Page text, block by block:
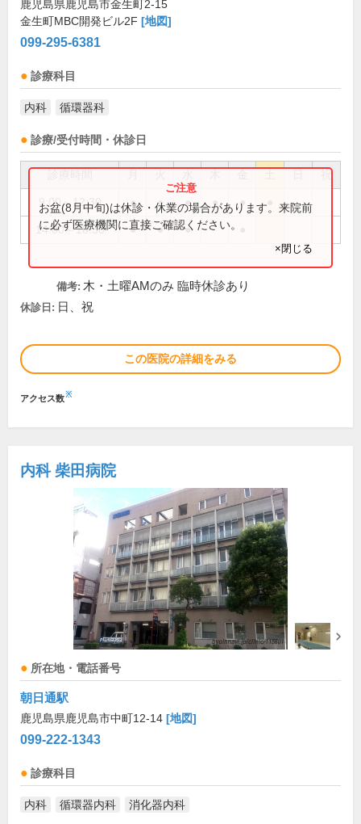
鹿児島県鹿児島市金生町2-15
金生町MBC開発ビル2F [地図]
099-295-6381
診療科目
内科 循環器科
診療/受付時間・休診日
祝
9:00～12:30 ● ● ● ● ●
14:00～18:30 ● ● ●
お盆(8月中旬)は休診・休業の場合があります。来院前
に必ず医療機関に直接ご確認ください。
×閉じる
備考: 木・土曜AMのみ 臨時休診あり
休診日: 日、祝
この医院の詳細をみる
アクセス数※
内科 柴田病院
所在地・電話番号
朝日通駅
鹿児島県鹿児島市中町12-14 [地図]
099-222-1343
診療科目
内科 循環器内科 消化器内科